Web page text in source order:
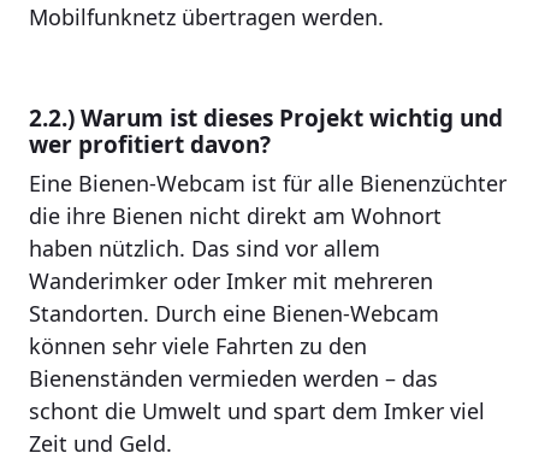
Mobilfunknetz übertragen werden.
2.2.) Warum ist dieses Projekt wichtig und
wer profitiert davon?
Eine Bienen-Webcam ist für alle Bienenzüchter
die ihre Bienen nicht direkt am Wohnort
haben nützlich. Das sind vor allem
Wanderimker oder Imker mit mehreren
Standorten. Durch eine Bienen-Webcam
können sehr viele Fahrten zu den
Bienenständen vermieden werden – das
schont die Umwelt und spart dem Imker viel
Zeit und Geld.